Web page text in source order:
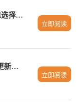
Chrome浏览器安装包选择与使用经验
立即阅读
谷歌浏览器插件频繁更新是否影响性能
立即阅读